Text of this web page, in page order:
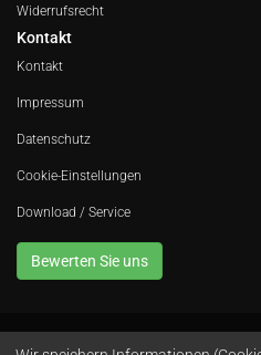
Widerrufsrecht
Kontakt
Kontakt
Impressum
Datenschutz
Cookie-Einstellungen
Download / Service
Bewerten Sie uns